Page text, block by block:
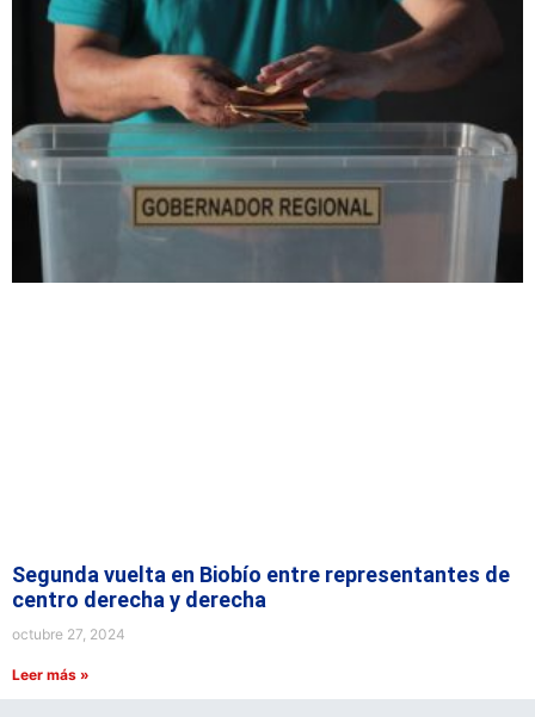
Segunda vuelta en Biobío entre representantes de
centro derecha y derecha
octubre 27, 2024
Leer más »